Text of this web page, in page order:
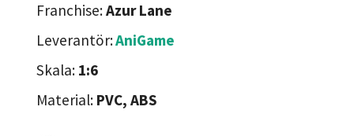
Franchise:Azur Lane
Leverantör:AniGame
Skala: 1:6
Material: PVC, ABS